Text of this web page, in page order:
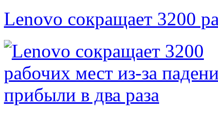
Lenovo сокращает 3200